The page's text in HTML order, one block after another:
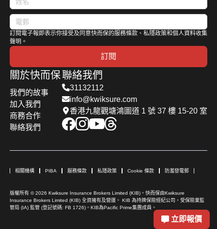
訂閱電子報即表示你接受及同意快而保的服務條款、私隱政策和個人資料收集
聲明。
訂閱
關於快而保
我們的故事
加入我們
商務合作
聯絡我們
聯絡我們
31132112
info@kwiksure.com
香港九龍觀塘鴻圖道 1 號 37 樓 15-20 室
相關機構 PIBA 服務條款 私隱政策 Cookie 條款 防濫發電郵
版權所有 © 2026 Kwiksure Insurance Brokers Limited (KIB)。快而保由Kwiksure
Insurance Brokers Limited (KIB) 全資擁有及營運。 KIB 為持牌保險經紀公司，受保險業監
管局 (IA) 監管 (登記號碼: FB 1726)。KIB為Pacific Prime集團成員。
立即報價